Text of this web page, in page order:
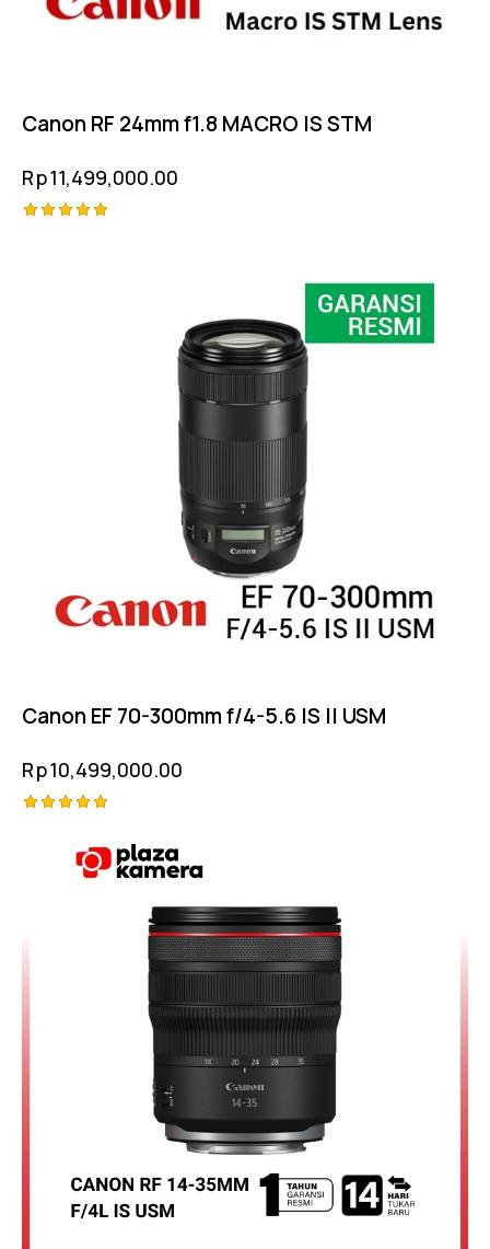
Canon RF 24mm f1.8 MACRO IS STM
Rp11,499,000.00
Canon EF 70-300mm f/4-5.6 IS II USM
Rp10,499,000.00
out of 5